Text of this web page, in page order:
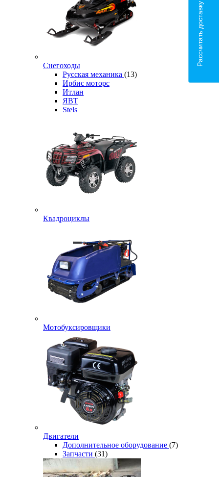
Снегоходы
Русская механика (13)
Ирбис моторс
Итлан
ЯВТ
Stels
Квадроциклы
Мотобуксировщики
Двигатели
Дополнительное оборудование (7)
Запчасти (31)
Рассчитать доставку